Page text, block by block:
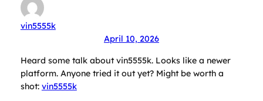
vin5555k
April 10, 2026
Heard some talk about vin5555k. Looks like a newer
platform. Anyone tried it out yet? Might be worth a
shot: vin5555k